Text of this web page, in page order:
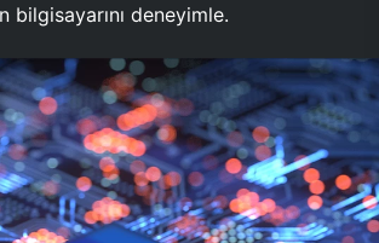
bilgisayarını deneyimle.